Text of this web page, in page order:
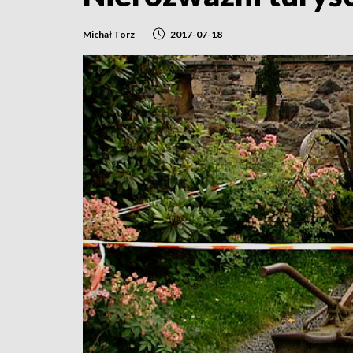
Michał Torz 2017-07-18